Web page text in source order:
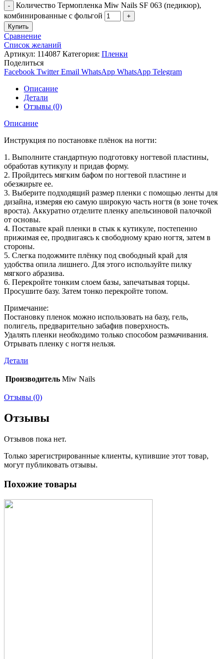
Количество Термопленка Miw Nails SF 063 (педикюр),
комбинированные с фольгой
Купить
Сравнение
Список желаний
Артикул: 114087 Категория: Пленки
Поделиться
Facebook Twitter Email WhatsApp WhatsApp Telegram
Описание
Детали
Отзывы (0)
Описание
Инструкция по постановке плёнок на ногти:
1. Выполните стандартную подготовку ногтевой пластины,
обработав кутикулу и придав форму.
2. Пройдитесь мягким бафом по ногтевой пластине и
обезжирьте ее.
3. Выберите подходящий размер пленки с помощью ленты для
дизайна, измеряя ею самую широкую часть ногтя (в зоне точек
вроста). Аккуратно отделите пленку апельсиновой палочкой
от основы.
4. Поставьте край пленки в стык к кутикуле, постепенно
прижимая ее, продвигаясь к свободному краю ногтя, затем в
стороны.
5. Слегка подожмите плёнку под свободный край для
удобства опила лишнего. Для этого используйте пилку
мягкого абразива.
6. Перекройте тонким слоем базы, запечатывая торцы.
Просушите базу. Затем тонко перекройте топом.
Примечание:
Постановку пленок можно использовать на базу, гель,
полигель, предварительно забафив поверхность.
Удалять пленки необходимо только способом размачивания.
Отрывать пленку с ногтя нельзя.
Детали
Производитель Miw Nails
Отзывы (0)
Отзывы
Отзывов пока нет.
Только зарегистрированные клиенты, купившие этот товар,
могут публиковать отзывы.
Похожие товары